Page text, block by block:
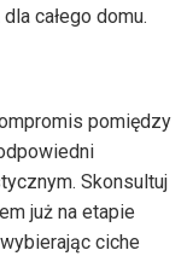
całego domu.
pomiędzy
Skonsultuj
już na etapie
ciche